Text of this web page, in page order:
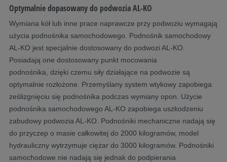
Optymalnie dopasowany do podwozia AL-KO
Wymiana kół lub inne prace naprawcze przy podwoziu wymagają
użycia podnośnika samochodowego. Podnośnik samochodowy
AL-KO jest specjalnie dostosowany do podwozi AL-KO.
Posiadają one dostosowany punkt mocowania
podnośnika, dzięki czemu siły działające na podwozie są
optymalnie rozłożone. Przemyślany system wtykowy zapobiega
ześlizgnięciu się podnośnika podczas wymiany opon. Użycie
podnośnika samochodowego AL-KO zapobiega uszkodzeniu
zabudowy podwozia AL-KO. Podnośniki mechaniczne nadają się
do przyczep o masie całkowitej do 2000 kilogramów, model
hydrauliczny wytrzymuje ciężar do 3000 kilogramów. Podnośniki
samochodowe nie nadają się jednak do podpierania